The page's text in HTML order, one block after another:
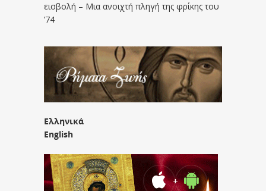
εισβολή – Μια ανοιχτή πληγή της φρίκης του
’74
Ελληνικά
English